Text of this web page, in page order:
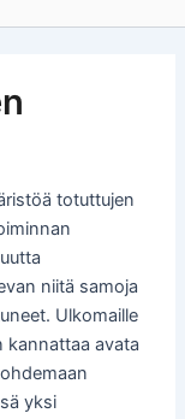
totuttujen
niitä samoja
Ulkomaille
kannattaa avata
yksi